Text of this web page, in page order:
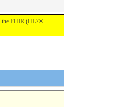
the FHIR (HL7®